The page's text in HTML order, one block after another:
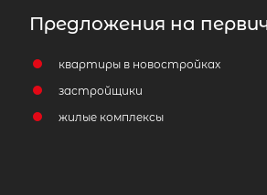
Предложения на
квартиры в новостройках
застройщики
жилые комплексы